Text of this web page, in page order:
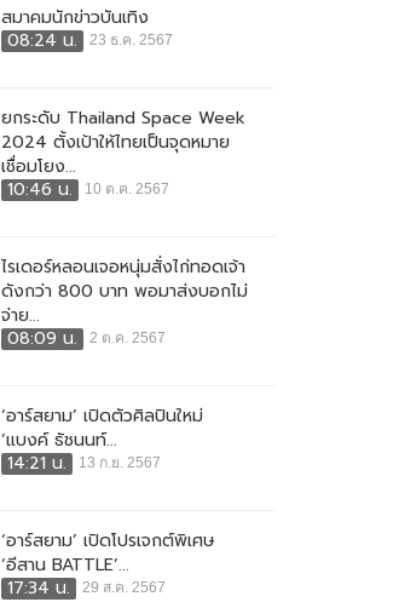
สมาคมนักข่าวบันเทิง
08:24 น.
23 ธ.ค. 2567
ยกระดับ Thailand Space Week
2024 ตั้งเป้าให้ไทยเป็นจุดหมาย
เชื่อมโยง...
10:46 น.
10 ต.ค. 2567
ไรเดอร์หลอนเจอหนุ่มสั่งไก่ทอดเจ้า
ดังกว่า 800 บาท พอมาส่งบอกไม่
จ่าย...
08:09 น.
2 ต.ค. 2567
‘อาร์สยาม’ เปิดตัวศิลปินใหม่
‘แบงค์ ธัชนนท์...
14:21 น.
13 ก.ย. 2567
‘อาร์สยาม’ เปิดโปรเจกต์พิเศษ
‘อีสาน BATTLE’...
17:34 น.
29 ส.ค. 2567